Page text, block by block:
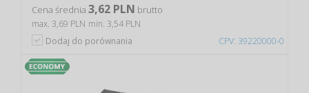
CPV: 39220000-0
Cena średnia 3,62 PLN brutto
max. 3,69 PLN min. 3,54 PLN
Dodaj do porównania